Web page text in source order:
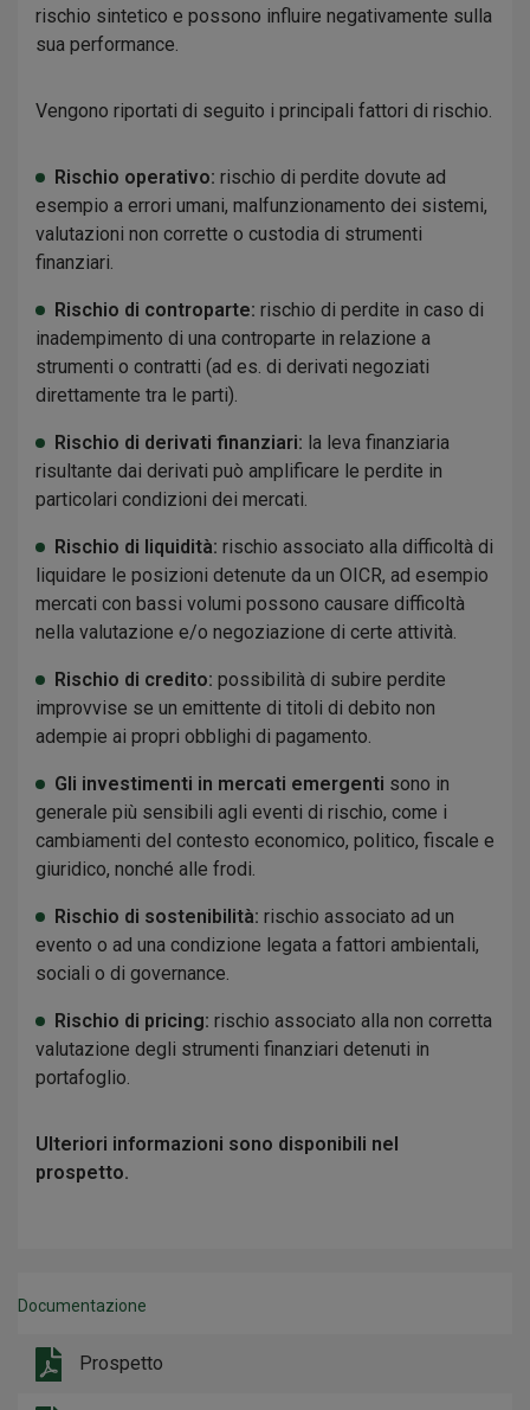
rischio sintetico e possono influire negativamente sulla
sua performance.
Vengono riportati di seguito i principali fattori di rischio.
Rischio operativo: rischio di perdite dovute ad
esempio a errori umani, malfunzionamento dei sistemi,
valutazioni non corrette o custodia di strumenti
finanziari.
Rischio di controparte: rischio di perdite in caso di
inadempimento di una controparte in relazione a
strumenti o contratti (ad es. di derivati negoziati
direttamente tra le parti).
Rischio di derivati finanziari: la leva finanziaria
risultante dai derivati può amplificare le perdite in
particolari condizioni dei mercati.
Rischio di liquidità: rischio associato alla difficoltà di
liquidare le posizioni detenute da un OICR, ad esempio
mercati con bassi volumi possono causare difficoltà
nella valutazione e/o negoziazione di certe attività.
Rischio di credito: possibilità di subire perdite
improvvise se un emittente di titoli di debito non
adempie ai propri obblighi di pagamento.
Gli investimenti in mercati emergenti sono in
generale più sensibili agli eventi di rischio, come i
cambiamenti del contesto economico, politico, fiscale e
giuridico, nonché alle frodi.
Rischio di sostenibilità: rischio associato ad un
evento o ad una condizione legata a fattori ambientali,
sociali o di governance.
Rischio di pricing: rischio associato alla non corretta
valutazione degli strumenti finanziari detenuti in
portafoglio.
Ulteriori informazioni sono disponibili nel
prospetto.
Documentazione
Prospetto